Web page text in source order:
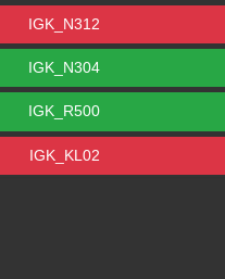
IGK_N312
IGK_N304
IGK_R500
IGK_KL02